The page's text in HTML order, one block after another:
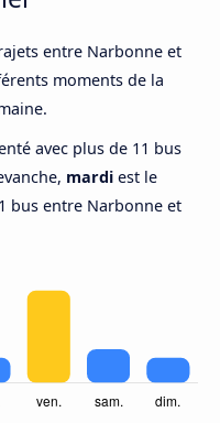
entre Narbonne et
moments de la
avec plus de 11 bus
mardi est le
bus entre Narbonne et